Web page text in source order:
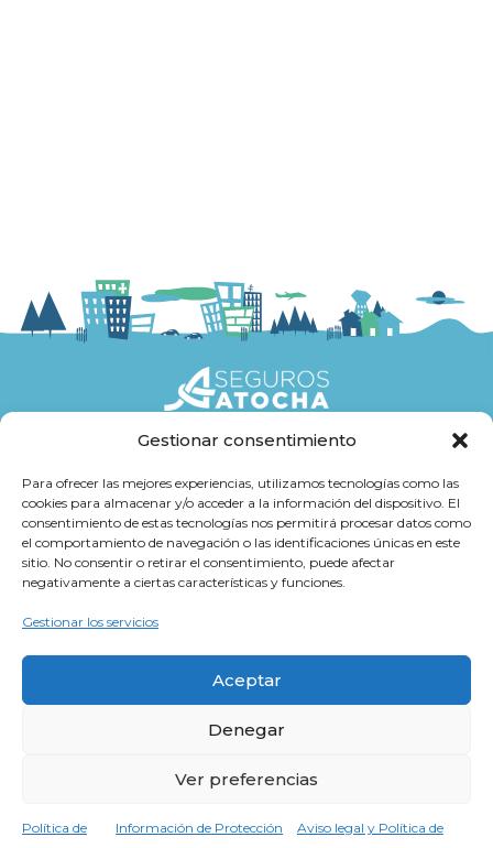
Gestionar consentimiento
Para ofrecer las mejores experiencias, utilizamos tecnologías como las
cookies para almacenar y/o acceder a la información del dispositivo. El
consentimiento de estas tecnologías nos permitirá procesar datos como
el comportamiento de navegación o las identificaciones únicas en este
sitio. No consentir o retirar el consentimiento, puede afectar
negativamente a ciertas características y funciones.
Gestionar los servicios
Aceptar
Denegar
Ver preferencias
Política de
Información de Protección
Aviso legal y Política de
Atención al cliente
Trabaja con Nosotros
Aviso legal y Política de Privacidad
Hola, ¿cómo puedo ayudarte?